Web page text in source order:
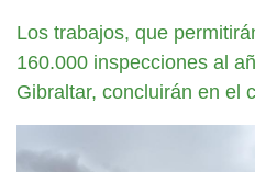
Los trabajos, que
160.000 inspecciones al
Gibraltar, concluirán en el